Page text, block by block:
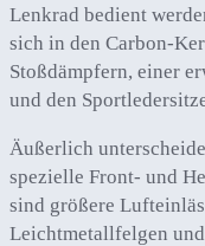
Lenkrad bedient
sich in den Carbon-
Stoßdämpfern, einer
und den
Äußerlich
spezielle Front- und
sind größere
Leichtmetallfelgen